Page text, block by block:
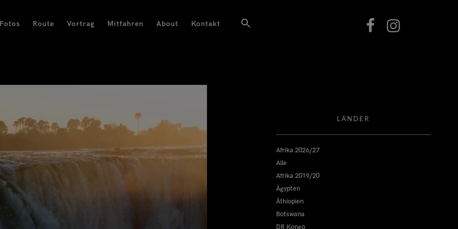
Route Vortrag Mitfahren About Kontakt
LÄNDER
Afrika 2026/27
Alle
Afrika 2019/20
Ägypten
Äthiopien
Botswana
DR Kongo